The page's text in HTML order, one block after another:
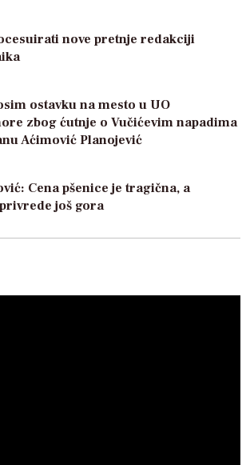
nove pretnje redakciji
ostavku na mesto u UO
zbog ćutnje o Vučićevim napadima
Aćimović Planojević
Cena pšenice je tragična, a
još gora